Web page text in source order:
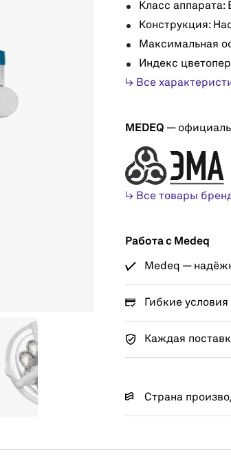
Класс аппарата:
Конструкция:
Максимальная
Индекс
↳ Все
MEDEQ —
↳ Все товары
Работа с Medeq
Medeq —
Гибкие
Каждая
Страна